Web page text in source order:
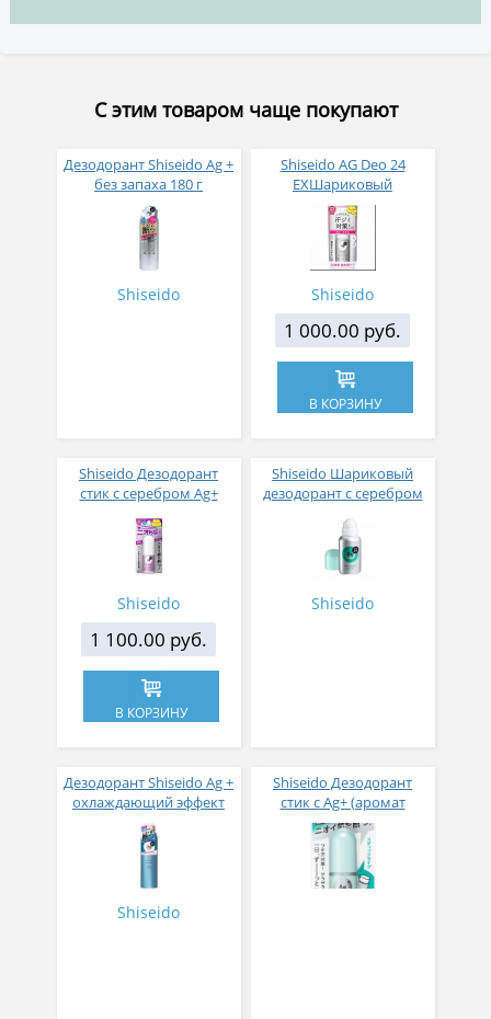
С этим товаром чаще покупают
Дезодорант Shiseido Ag +
без запаха 180 г
Shiseido
Shiseido AG Deo 24
EXШариковый
дезодорант без запаха
40 мл
Shiseido
1 000.00 руб.
В КОРЗИНУ
Shiseido Дезодорант
стик с серебром Ag+
Shiseido
1 100.00 руб.
В КОРЗИНУ
Shiseido Шариковый
дезодорант с серебром
присыпки 40 мл
Shiseido
Дезодорант Shiseido Ag +
охлаждающий эффект
Shiseido
Shiseido Дезодорант
стик с Ag+ (аромат
детской присыпки) 20 г